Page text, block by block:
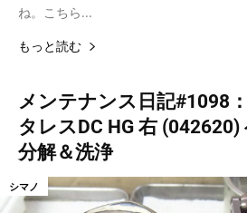
ね。こちら...
もっと読む
メンテナンス日記#1098
タレスDC HG 右
分解＆洗浄
シマノ